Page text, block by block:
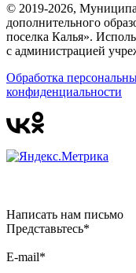
© 2019-2026,
дополнительного
поселка Калья».
с администрацией
Обработка
конфиденциальности
Написать нам письмо
Представьтесь*
E-mail*